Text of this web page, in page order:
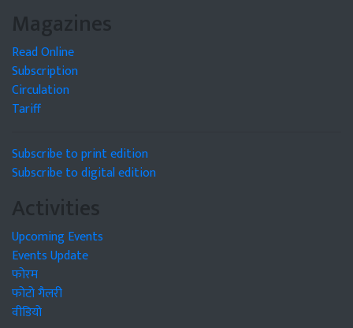
Magazines
Read Online
Subscription
Circulation
Tariff
Subscribe to print edition
Subscribe to digital edition
Activities
Upcoming Events
Events Update
फोरम
फोटो गैलरी
वीडियो